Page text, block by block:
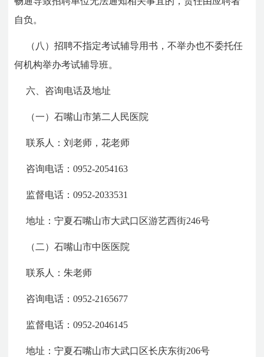
自负。
（八）招聘不指定考试辅导用书，不举办也不委托任
何机构举办考试辅导班。
六、咨询电话及地址
（一）石嘴山市第二人民医院
联系人：刘老师，花老师
咨询电话：0952-2054163
监督电话：0952-2033531
地址：宁夏石嘴山市大武口区游艺西街246号
（二）石嘴山市中医医院
联系人：朱老师
咨询电话：0952-2165677
监督电话：0952-2046145
地址：宁夏石嘴山市大武口区长庆东街206号